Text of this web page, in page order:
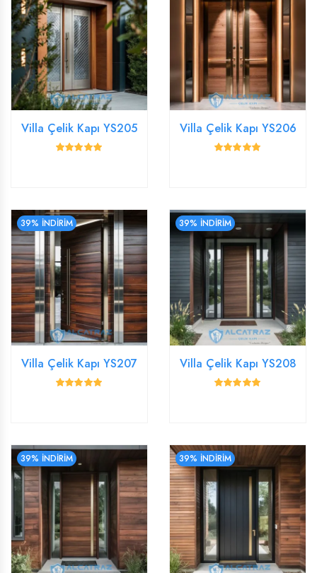
Villa Çelik Kapı YS205 Villa Çelik Kapı YS206
39% İNDİRİM
Villa Çelik Kapı YS207
39% İNDİRİM
Villa Çelik Kapı YS208
39% İNDİRİM 39% İNDİRİM